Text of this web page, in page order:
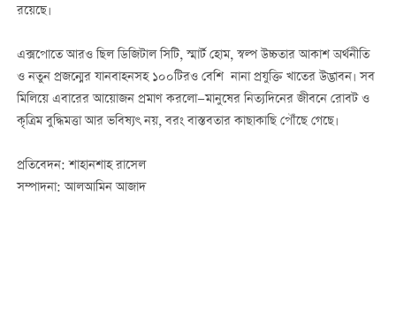
রয়েছে।
এক্সপোতে আরও ছিল ডিজিটাল সিটি, স্মার্ট হোম, স্বল্প উচ্চতার আকাশ অর্থনীতি
ও নতুন প্রজন্মের যানবাহনসহ ১০০টিরও বেশি নানা প্রযুক্তি খাতের উদ্ভাবন। সব
মিলিয়ে এবারের আয়োজন প্রমাণ করলো—মানুষের নিত্যদিনের জীবনে রোবট ও
কৃত্রিম বুদ্ধিমত্তা আর ভবিষ্যৎ নয়, বরং বাস্তবতার কাছাকাছি পৌঁছে গেছে।
প্রতিবেদন: শাহানশাহ রাসেল
সম্পাদনা: আলআমিন আজাদ